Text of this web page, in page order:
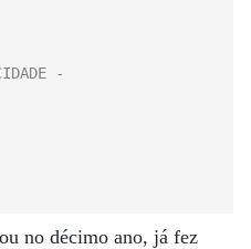
no décimo ano, já fez